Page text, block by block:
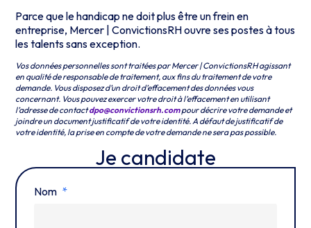
Parce que le handicap ne doit plus être un frein en
entreprise, Mercer | ConvictionsRH ouvre ses postes à tous
les talents sans exception.
Vos données personnelles sont traitées par Mercer | ConvictionsRH agissant
en qualité de responsable de traitement, aux fins du traitement de votre
demande. Vous disposez d’un droit d’effacement des données vous
concernant. Vous pouvez exercer votre droit à l’effacement en utilisant
l’adresse de contactdpo@convictionsrh.compour décrire votre demande et
joindre un document justificatif de votre identité. A défaut de justificatif de
votre identité, la prise en compte de votre demande ne sera pas possible.
Je candidate
Nom